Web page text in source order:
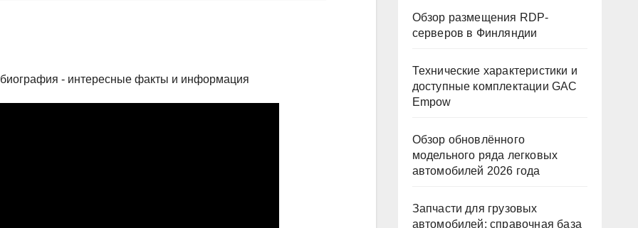
Обзор размещения RDP-
серверов в Финляндии
Технические характеристики и
доступные комплектации GAC
Empow
Обзор обновлённого
модельного ряда легковых
автомобилей 2026 года
Запчасти для грузовых
автомобилей: справочная база